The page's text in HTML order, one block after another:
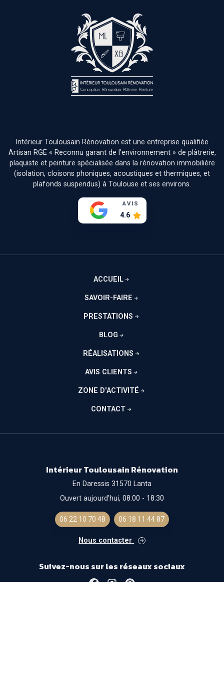
Intérieur Toulousain Rénovation est une entreprise qualifiée
Artisan RGE « Reconnu garant de l’environnement » de plâtrerie,
plaquiste et peinture spécialisée dans la rénovation immobilière
(isolation, cloisons phoniques, acoustiques et thermiques, et
plafonds suspendus) à Toulouse et ses environs.
AVIS
4.6
ACCUEIL
SAVOIR-FAIRE
PRESTATIONS
BLOG
RÉALISATIONS
AVIS CLIENTS
ZONE D'ACTIVITÉ
CONTACT
Intérieur Toulousain Rénovation
En Daressis 31570 Lanta
Ouvert aujourd'hui, 08:00 - 18:30
06 22 10 70 48 06 18 11 44 87
Nous contacter
Suivez-nous sur les réseaux sociaux
FacebookInstagramPinterest